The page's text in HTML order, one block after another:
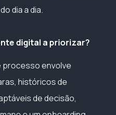
dia a dia.
digital a priorizar?
processo envolve
históricos de
de decisão,